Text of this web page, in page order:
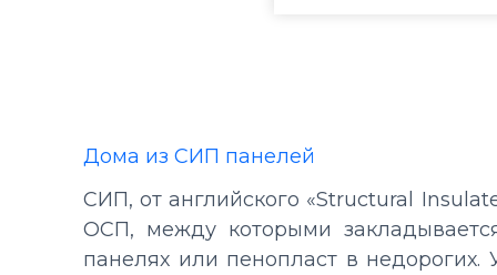
Дома из СИП панелей
СИП, от английского «Structural
ОСП, между которыми
панелях или пенопласт в